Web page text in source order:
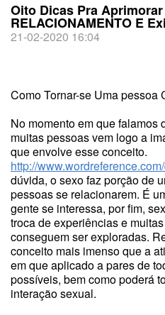
Oito Dicas Pra Aprimorar
RELACIONAMENTO E
21-02-2020 16:04
Como Tornar-se Uma pessoa
No momento em que falamos
muitas pessoas vem logo a
que envolve esse conceito.
http://
dúvida, o sexo faz porção de
pessoas se relacionarem. É
gente se interessa, por fim,
troca de experiências e
conseguem ser exploradas.
conceito mais imenso que a
em que aplicado a pares de
possíveis, bem como poderá
interação sexual.